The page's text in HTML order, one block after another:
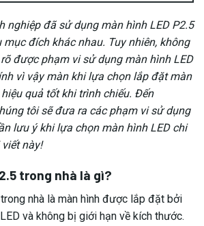
nghiệp đã sử dụng màn hình LED P2.5
mục đích khác nhau. Tuy nhiên, không
được phạm vi sử dụng màn hình LED
vì vậy màn khi lựa chọn lắp đặt màn
quả tốt khi trình chiếu. Đến
tôi sẽ đưa ra các phạm vi sử dụng
lưu ý khi lựa chọn màn hình LED chi
này!
trong nhà là gì?
nhà là màn hình được lắp đặt bởi
và không bị giới hạn về kích thước.